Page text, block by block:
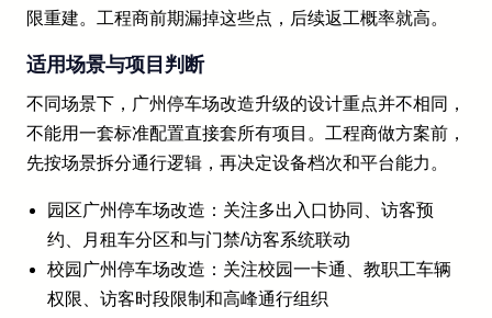
限重建。工程商前期漏掉这些点，后续返工概率就高。
适用场景与项目判断
不同场景下，广州停车场改造升级的设计重点并不相同，
不能用一套标准配置直接套所有项目。工程商做方案前，
先按场景拆分通行逻辑，再决定设备档次和平台能力。
园区广州停车场改造：关注多出入口协同、访客预
约、月租车分区和与门禁/访客系统联动
校园广州停车场改造：关注校园一卡通、教职工车辆
权限、访客时段限制和高峰通行组织